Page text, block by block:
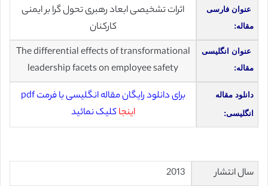
عنوان فارسی
مقاله:
اثرات تشخیصی ابعاد رهبری تحول گرا بر ایمنی
کارکنان
عنوان انگلیسی
مقاله:
The differential effects of transformational
leadership facets on employee safety
دانلود مقاله
انگلیسی:
برای دانلود رایگان مقاله انگلیسی با فرمت pdf
اینجاکلیک نمائید
سال انتشار